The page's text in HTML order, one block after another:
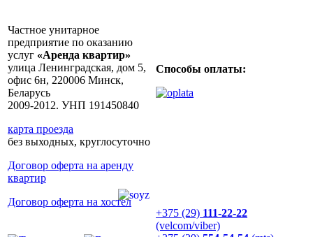
Частное унитарное
предприятие по оказанию
услуг «Аренда квартир»
улица Ленинградская, дом 5,
офис 6н, 220006 Минск,
Беларусь
2009-2012. УНП 191450840
карта проезда
без выходных, круглосуточно
Договор оферта на аренду
квартир
Договор оферта на хостел
Способы оплаты:
+375 (29) 111-22-22
(velcom/viber)